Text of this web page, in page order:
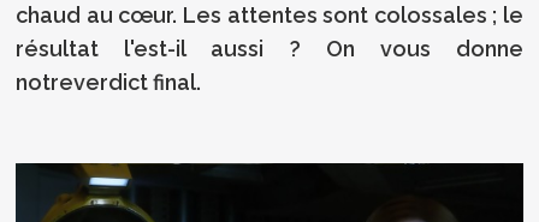
chaud au cœur. Les attentes sont colossales ; le
résultat l'est-il aussi ? On vous donne
notreverdict final.